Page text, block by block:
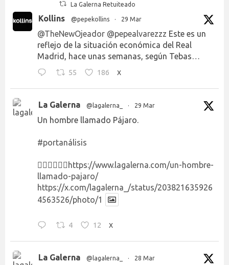
La Galerna Retuiteado
Kollins @pepekollins · 29 Mar
@TheNewOjeador @pepealvarezzz Este es un
reflejo de la situación económica del Real
Madrid, hace unas semanas, según Tebas…
55 186 X
La Galerna @lagalerna_ · 29 Mar
Un hombre llamado Pájaro.
#portanálisis
👉🏻👉🏻👉🏻 https://www.lagalerna.com/un-hombre-
llamado-pajaro/
https://x.com/lagalerna_/status/203821635926
4563526/photo/1
4 12 X
La Galerna @lagalerna_ · 28 Mar